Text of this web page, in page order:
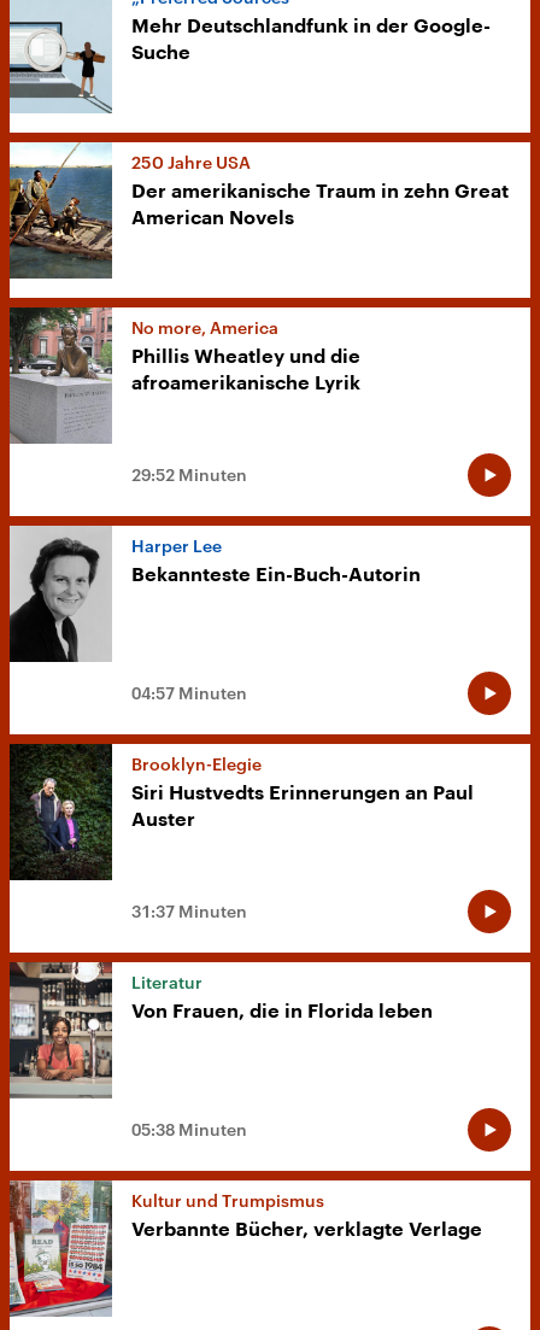
Mehr Deutschlandfunk in der Google-
Suche
250 Jahre USA
Der amerikanische Traum in zehn Great
American Novels
No more, America
Phillis Wheatley und die
afroamerikanische Lyrik
29:52 Minuten
Harper Lee
Bekannteste Ein-Buch-Autorin
04:57 Minuten
Brooklyn-Elegie
Siri Hustvedts Erinnerungen an Paul
Auster
31:37 Minuten
Literatur
Von Frauen, die in Florida leben
05:38 Minuten
Kultur und Trumpismus
Verbannte Bücher, verklagte Verlage